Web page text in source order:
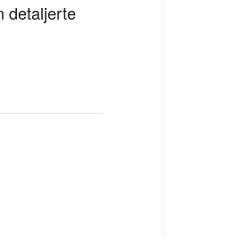
detaljerte